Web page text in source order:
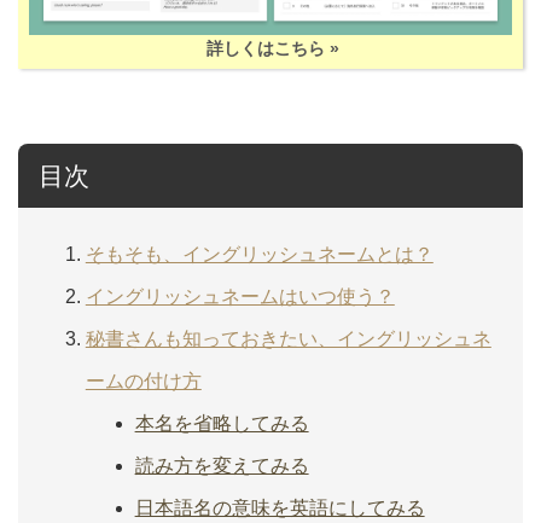
詳しくはこちら »
目次
そもそも、イングリッシュネームとは？
イングリッシュネームはいつ使う？
秘書さんも知っておきたい、イングリッシュネ
ームの付け方
本名を省略してみる
読み方を変えてみる
日本語名の意味を英語にしてみる